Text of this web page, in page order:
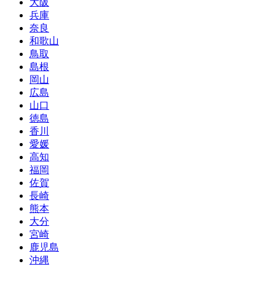
大阪
兵庫
奈良
和歌山
鳥取
島根
岡山
広島
山口
徳島
香川
愛媛
高知
福岡
佐賀
長崎
熊本
大分
宮崎
鹿児島
沖縄